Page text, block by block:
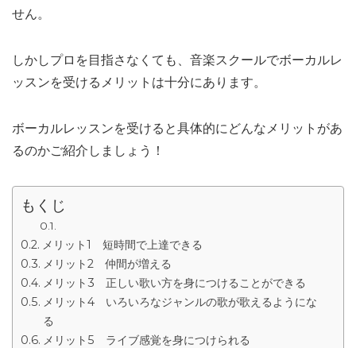
せん。
しかしプロを目指さなくても、音楽スクールでボーカルレ
ッスンを受けるメリットは十分にあります。
ボーカルレッスンを受けると具体的にどんなメリットがあ
るのかご紹介しましょう！
もくじ
メリット1 短時間で上達できる
メリット2 仲間が増える
メリット3 正しい歌い方を身につけることができる
メリット4 いろいろなジャンルの歌が歌えるようにな
る
メリット5 ライブ感覚を身につけられる